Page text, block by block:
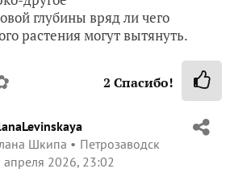
глубины вряд ли чего
растения могут вытянуть.
2 Спасибо!
Шкипа
Петрозаводск
апреля 2026, 23:02